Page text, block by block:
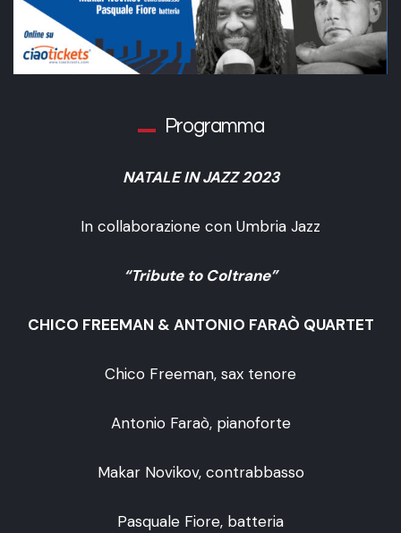
Programma
NATALE IN JAZZ 2023
In collaborazione con Umbria Jazz
“Tribute to Coltrane”
CHICO FREEMAN & ANTONIO FARAÒ QUARTET
Chico Freeman, sax tenore
Antonio Faraò, pianoforte
Makar Novikov, contrabbasso
Pasquale Fiore, batteria